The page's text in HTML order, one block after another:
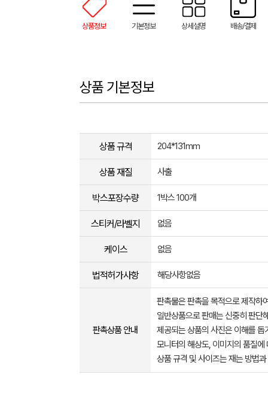
상품정보 기본정보 상세설명 배송/결제
상품 기본정보
상품 규격 204*131mm
상품 재질 사출
박스포장수량 1박스 100개
스티커/라벨지 없음
케이스 없음
법적허가사항 해당사항없음
판촉상품 안내
판촉물은 판촉을 목적으로 제작하
일반상품으로 판매는 신중히 판단
제공되는 상품의 사진은 이해를
모니터의 해상도, 이미지의 품질
상품 규격 및 사이즈는 재는 방법